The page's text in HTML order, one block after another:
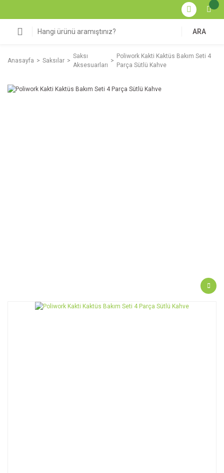
ARA
Anasayfa Saksılar
Saksı
Aksesuarları
Poliwork Kakti Kaktüs Bakım Seti 4
Parça Sütlü Kahve